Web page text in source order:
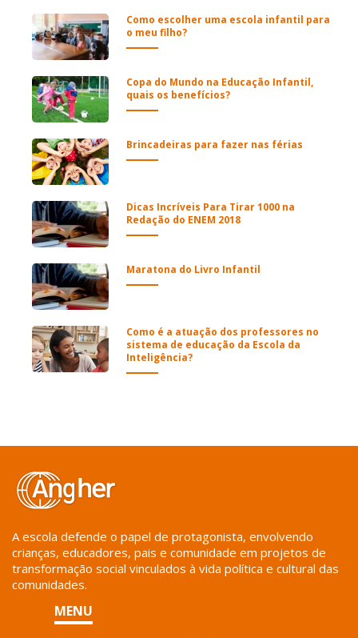
Como escolher uma escola infantil para
o meu filho?
Copa do Mundo na Educação Infantil,
quais os benefícios?
Brincadeiras para fazer nas férias
Dicas Incríveis Para Tirar 1000 na
Redação do ENEM 2018
Maratona do Livro Infantil
Como é a atuação dos professores no
sistema de educação da Escola da
Inteligência?
A escola defende o papel de protagonista, envolvendo
crianças, educadores, pais e comunidade em projetos de
transformação social vinculados à vida política e cultural das
comunidades.
MENU